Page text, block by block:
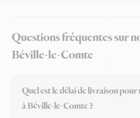
Questions fréquentes sur
Béville-le-Comte
Quel est le délai de livraison
à Béville-le-Comte ?